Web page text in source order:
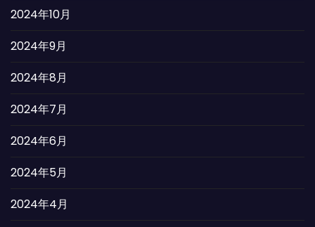
2024年10月
2024年9月
2024年8月
2024年7月
2024年6月
2024年5月
2024年4月